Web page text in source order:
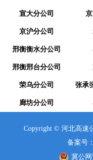
宣大分公司
京沪分公司
邢衡衡水分公司
邢衡邢台分公司
荣乌分公司 张承
廊坊分公司
Copyright © 河北高速
备案号
冀公网